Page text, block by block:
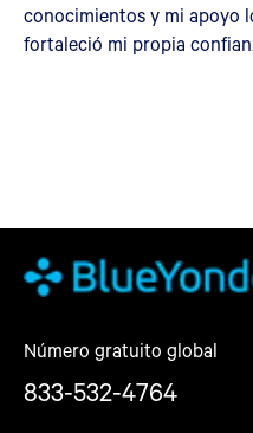
conocimientos y mi apoyo
fortaleció mi propia
Número gratuito global
833-532-4764